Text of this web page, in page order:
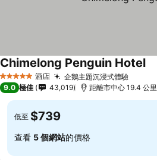
5 星級 酒店 企鵝主題沉浸式體驗
Chimelong Penguin Hotel
9.0 極佳 43,019 距離市中心 19.4 公里
低至 $739
查看 5 個網站的價格